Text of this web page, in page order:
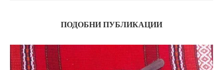
ПОДОБНИ ПУБЛИКАЦИИ